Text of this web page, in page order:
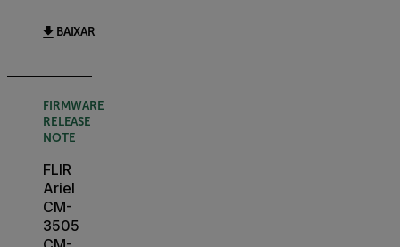
BAIXAR
FIRMWARE
RELEASE
NOTE
FLIR
Ariel
CM-
3505